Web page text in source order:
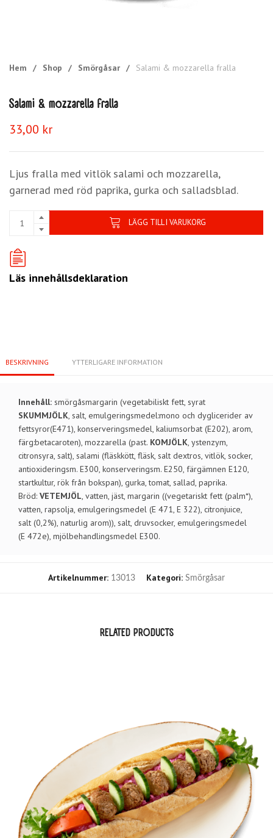
Hem / Shop / Smörgåsar / Salami & mozzarella fralla
Salami & mozzarella fralla
33,00 kr
Ljus fralla med vitlök salami och mozzarella,
garnerad med röd paprika, gurka och salladsblad.
LÄGG TILL I VARUKORG
Läs innehållsdeklaration
BESKRIVNING YTTERLIGARE INFORMATION
Innehåll: smörgåsmargarin (vegetabiliskt fett, syrat
SKUMMJÖLK, salt, emulgeringsmedel:mono och dyglicerider av
fettsyror(E471), konserveringsmedel, kaliumsorbat (E202), arom,
färg:betacaroten), mozzarella (past. KOMJÖLK, ystenzym,
citronsyra, salt), salami (fläskkött, fläsk, salt dextros, vitlök, socker,
antioxideringsm. E300, konserveringsm. E250, färgämnen E120,
startkultur, rök från bokspan), gurka, tomat, sallad, paprika.
Bröd: VETEMJÖL, vatten, jäst, margarin ((vegetariskt fett (palm*),
vatten, rapsolja, emulgeringsmedel (E 471, E 322), citronjuice,
salt (0,2%), naturlig arom)), salt, druvsocker, emulgeringsmedel
(E 472e), mjölbehandlingsmedel E300.
Artikelnummer: 13013 Kategori: Smörgåsar
RELATED PRODUCTS